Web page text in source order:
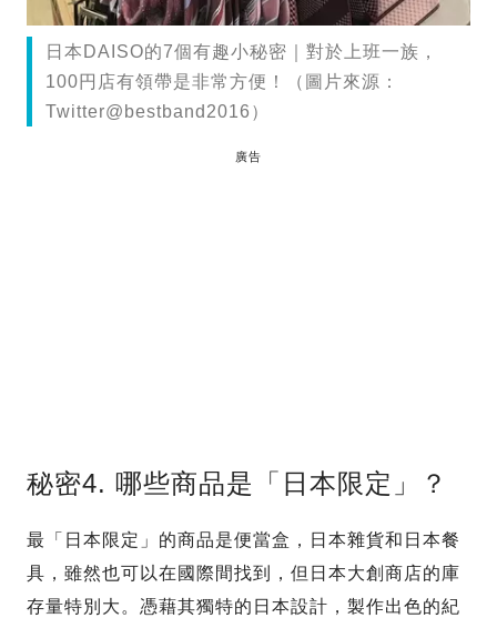
日本DAISO的7個有趣小秘密｜對於上班一族，
100円店有領帶是非常方便！（圖片來源：
Twitter@bestband2016）
廣告
秘密4. 哪些商品是「日本限定」？
最「日本限定」的商品是便當盒，日本雜貨和日本餐
具，雖然也可以在國際間找到，但日本大創商店的庫
存量特別大。憑藉其獨特的日本設計，製作出色的紀